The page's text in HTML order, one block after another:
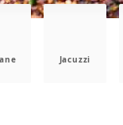
Jacuzzi